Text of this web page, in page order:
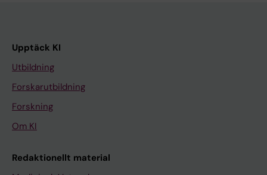
Upptäck KI
Utbildning
Forskarutbildning
Forskning
Om KI
Redaktionellt material